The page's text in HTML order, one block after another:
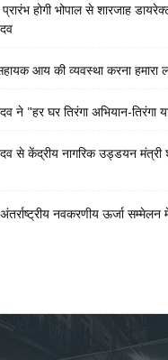
होगी भोपाल से शारजाह
आय की व्यवस्था करना हमारा
ने "हर घर तिरंगा अभियान-तिरंगा
से केंद्रीय नागरिक उड्डयन मंत्री
नवकरणीय ऊर्जा सम्मेलन